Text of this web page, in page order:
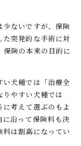
少ないですが、保険
突発的な手術に対
保険の本来の目的に
犬種では「治療全
やすい犬種では
に考えて選ぶのもよ
沿って保険料も決
は割高になってい